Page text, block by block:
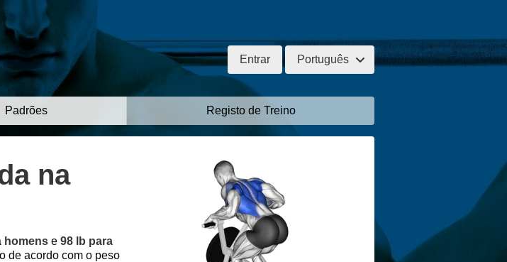
Entrar Português
Padrões Registo de Treino
na
homens e 98 lb para
de acordo com o peso